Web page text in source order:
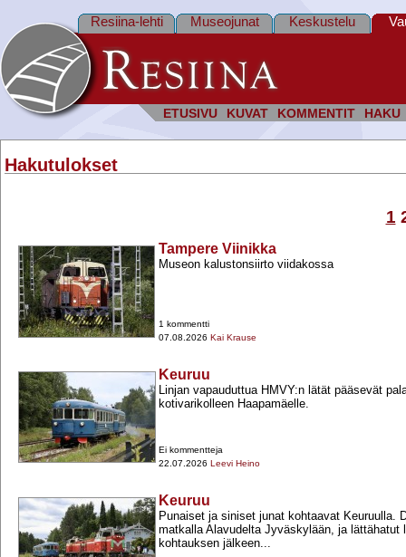
ETUSIVU KUVAT KOMMENTIT HAKU
Resiina-lehti Museojunat Keskustelu
Hakutulokset
1
Tampere Viinikka
Museon kalustonsiirto viidakossa
1 kommentti
07.08.2026 Kai Krause
Keuruu
Linjan vapauduttua HMVY:n lätät pääsevät
kotivarikolleen Haapamäelle.
Ei kommentteja
22.07.2026 Leevi Heino
Keuruu
Punaiset ja siniset junat kohtaavat Keuruulla.
matkalla Alavudelta Jyväskylään, ja lättähatut
kohtauksen jälkeen...